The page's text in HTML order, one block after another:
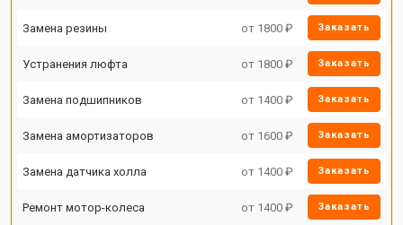
Замена резины от 1800 ₽ Заказать
Устранения люфта от 1800 ₽ Заказать
Замена подшипников от 1400 ₽ Заказать
Замена амортизаторов от 1600 ₽ Заказать
Замена датчика холла от 1400 ₽ Заказать
Ремонт мотор-колеса от 1400 ₽ Заказать